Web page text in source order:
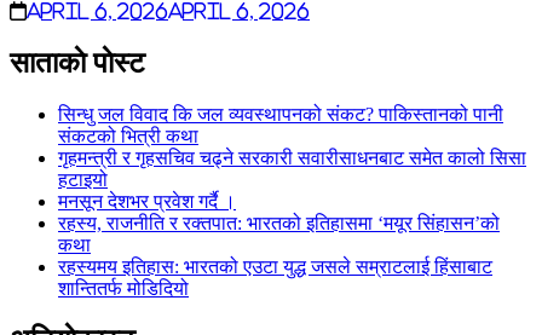
April 6, 2026April 6, 2026
साताकाे पाेस्ट
सिन्धु जल विवाद कि जल व्यवस्थापनको संकट? पाकिस्तानको पानी
संकटको भित्री कथा
गृहमन्त्री र गृहसचिव चढ्ने सरकारी सवारीसाधनबाट समेत कालो सिसा
हटाइयो
मनसून देशभर प्रवेश गर्दै ।
रहस्य, राजनीति र रक्तपात: भारतको इतिहासमा ‘मयूर सिंहासन’को
कथा
रहस्यमय इतिहास: भारतको एउटा युद्ध जसले सम्राटलाई हिंसाबाट
शान्तितर्फ मोडिदियो